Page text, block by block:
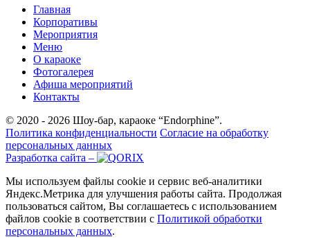
Главная
Корпоративы
Мероприятия
Меню
О караоке
Фотогалерея
Афиша мероприятий
Контакты
© 2020 - 2026 Шоу-бар, караоке “Endorphine”.
Политика конфиденциальности Согласие на обработку
персональных данных
Разработка сайта –
Мы используем файлы cookie и сервис веб-аналитики
Яндекс.Метрика для улучшения работы сайта. Продолжая
пользоваться сайтом, Вы соглашаетесь с использованием
файлов cookie в соответствии с Политикой обработки
персональных данных.